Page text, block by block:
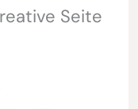
Seite